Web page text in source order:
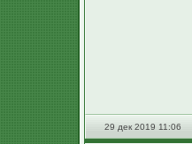
29 дек 2019 11:06